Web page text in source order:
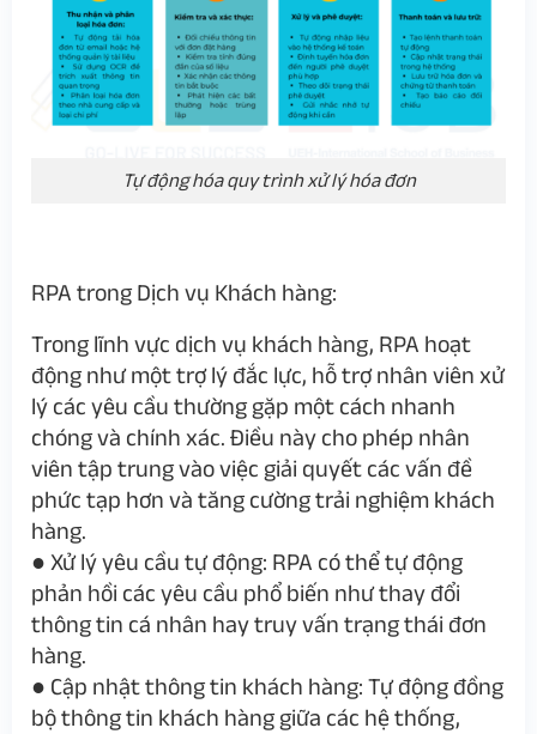
Tự động hóa quy trình xử lý hóa đơn
RPA trong Dịch vụ Khách hàng:
Trong lĩnh vực dịch vụ khách hàng, RPA hoạt
động như một trợ lý đắc lực, hỗ trợ nhân viên xử
lý các yêu cầu thường gặp một cách nhanh
chóng và chính xác. Điều này cho phép nhân
viên tập trung vào việc giải quyết các vấn đề
phức tạp hơn và tăng cường trải nghiệm khách
hàng.
● Xử lý yêu cầu tự động: RPA có thể tự động
phản hồi các yêu cầu phổ biến như thay đổi
thông tin cá nhân hay truy vấn trạng thái đơn
hàng.
● Cập nhật thông tin khách hàng: Tự động đồng
bộ thông tin khách hàng giữa các hệ thống,